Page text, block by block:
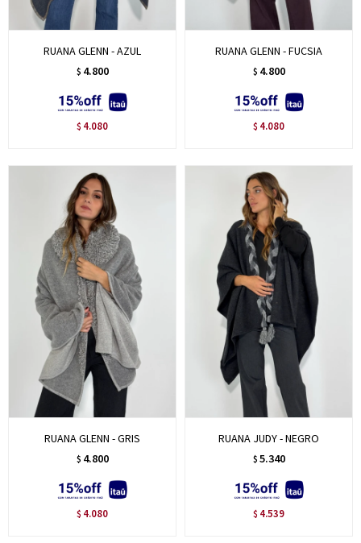
RUANA GLENN - AZUL
$ 4.800
$ 4.080
RUANA GLENN - FUCSIA
$ 4.800
$ 4.080
RUANA GLENN - GRIS
$ 4.800
$ 4.080
RUANA JUDY - NEGRO
$ 5.340
$ 4.539